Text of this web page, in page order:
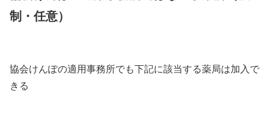
制・任意）
協会けんぽの適用事務所でも下記に該当する薬局は加入で
きる